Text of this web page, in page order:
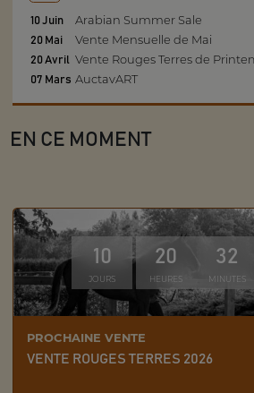
10 Juin Arabian Summer Sale
20 Mai Vente Mensuelle de Mai
20 Avril Vente Rouges Terres de
07 Mars AuctavART
EN CE MOMENT
10
JOURS
20
HEURES
32
MINUTES
PROCHAINE VENTE
VENTE ROUGES TERRES 2026